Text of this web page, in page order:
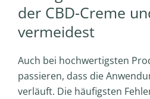
der CBD-Creme
vermeidest
Auch bei hochwertigsten
passieren, dass die
verläuft. Die häufigsten